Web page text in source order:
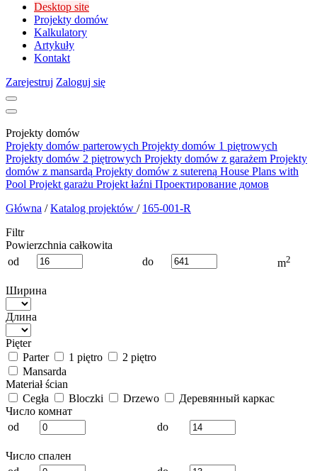
Desktop site
Projekty domów
Kalkulatory
Artykuły
Kontakt
Zarejestruj Zaloguj się
Projekty domów
Projekty domów parterowych Projekty domów 1 piętrowych
Projekty domów 2 piętrowych Projekty domów z garażem Projekty
domów z mansardą Projekty domów z sutereną House Plans with
Pool Projekt garażu Projekt łaźni Проектирование домов
Główna / Katalog projektów / 165-001-R
Filtr
Powierzchnia całkowita
od
do m2
Ширина
Длина
Pięter
Parter
1 piętro
2 piętro
Mansarda
Materiał ścian
Cegła
Bloczki Drzewo
Деревянный каркас
Число комнат
od
do
Число спален